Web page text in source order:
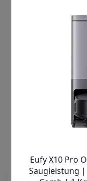
Eco-
in der
starken
S1 Pro
groben
auch